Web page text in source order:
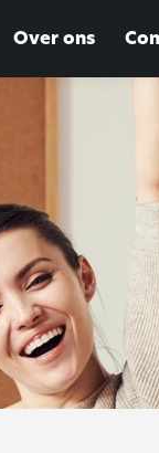
Over ons